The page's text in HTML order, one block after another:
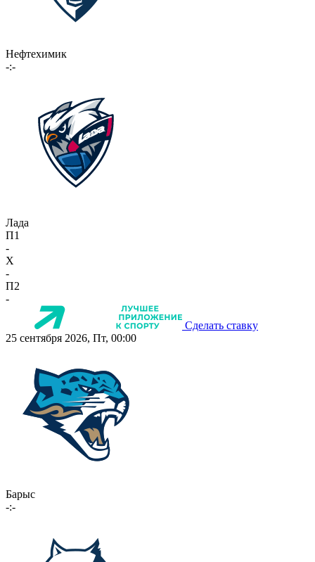
Нефтехимик
-:-
Лада
П1
-
X
-
П2
-
Сделать ставку
25 сентября 2026, Пт, 00:00
Барыс
-:-